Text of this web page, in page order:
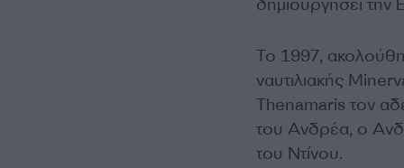
δημιουργήσει
Το 1997,
ναυτιλιακής
Thenamaris τον
του Ανδρέα, ο
του Ντίνου.